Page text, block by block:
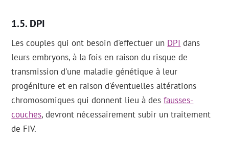
DPI
Les couples qui ont besoin d'effectuer un DPI dans
leurs embryons, à la fois en raison du risque de
transmission d'une maladie génétique à leur
progéniture et en raison d'éventuelles altérations
chromosomiques qui donnent lieu à desfausses-
couches, devront nécessairement subir un traitement
de FIV.